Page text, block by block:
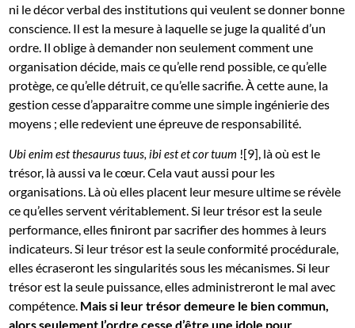
ni le décor verbal des institutions qui veulent se donner bonne
conscience. Il est la mesure à laquelle se juge la qualité d’un
ordre. Il oblige à demander non seulement comment une
organisation décide, mais ce qu’elle rend possible, ce qu’elle
protège, ce qu’elle détruit, ce qu’elle sacrifie. À cette aune, la
gestion cesse d’apparaitre comme une simple ingénierie des
moyens ; elle redevient une épreuve de responsabilité.
Ubi enim est thesaurus tuus, ibi est et cor tuum ![9], là où est le
trésor, là aussi va le cœur. Cela vaut aussi pour les
organisations. Là où elles placent leur mesure ultime se révèle
ce qu’elles servent véritablement. Si leur trésor est la seule
performance, elles finiront par sacrifier des hommes à leurs
indicateurs. Si leur trésor est la seule conformité procédurale,
elles écraseront les singularités sous les mécanismes. Si leur
trésor est la seule puissance, elles administreront le mal avec
compétence. Mais si leur trésor demeure le bien commun,
alors seulement l’ordre cesse d’être une idole pour